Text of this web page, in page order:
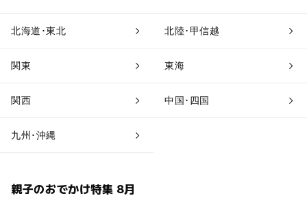
北海道･東北 北陸･甲信越
関東 東海
関西 中国･四国
九州･沖縄
親子のおでかけ特集 8月